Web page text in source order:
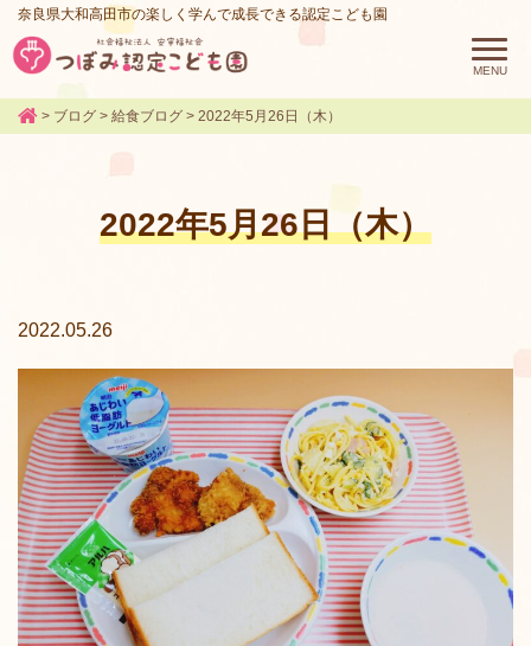
奈良県大和高田市の楽しく学んで成長できる認定こども園
> ブログ > 給食ブログ > 2022年5月26日（木）
2022年5月26日（木）
2022.05.26